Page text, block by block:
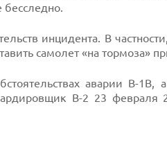
инцидента. В
самолет «на тормоза»
аварии В-1В,
B-2 23 февраля